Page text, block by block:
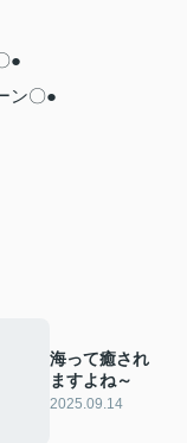
●
ン〇●
海って癒され
ますよね～
2025.09.14